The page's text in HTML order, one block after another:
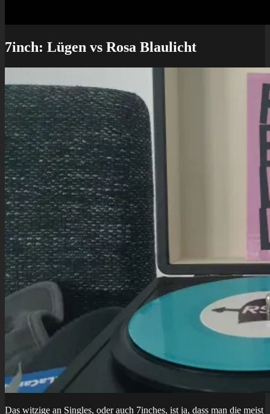
7inch: Lügen vs Rosa Blaulicht
Das witzige an Singles, oder auch 7inches, ist ja, dass man die meist